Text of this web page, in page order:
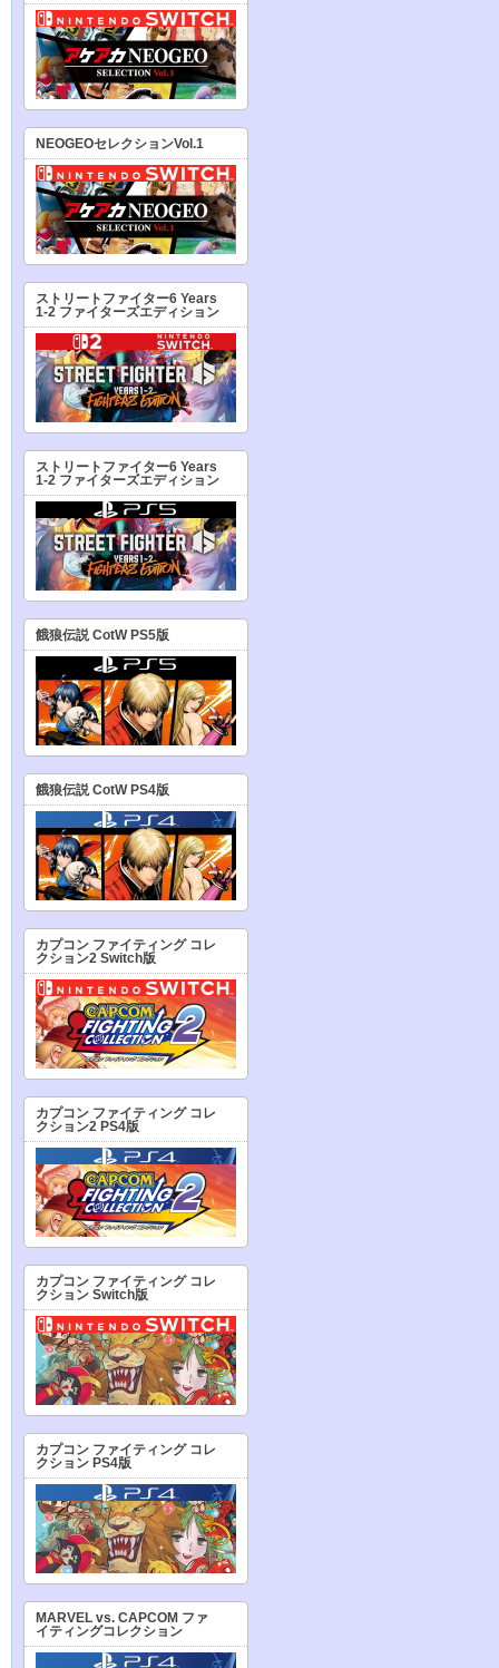
NEOGEOセレクションVol.1
ストリートファイター6 Years
1-2 ファイターズエディション
ストリートファイター6 Years
1-2 ファイターズエディション
餓狼伝説 CotW PS5版
餓狼伝説 CotW PS4版
カプコン ファイティング コレ
クション2 Switch版
カプコン ファイティング コレ
クション2 PS4版
カプコン ファイティング コレ
クション Switch版
カプコン ファイティング コレ
クション PS4版
MARVEL vs. CAPCOM ファ
イティングコレクション